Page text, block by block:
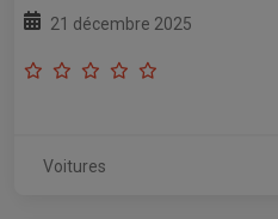
21 décembre 2025
Voitures